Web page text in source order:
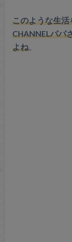
このような生
CHANNELパパ
よね。